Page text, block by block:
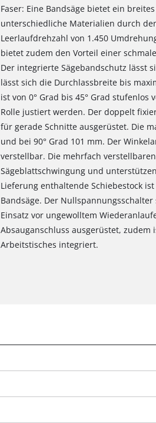
Faser: Eine Bandsäge bietet ein
unterschiedliche Materialien durch
Leerlaufdrehzahl von 1.450
bietet zudem den Vorteil einer
Der integrierte Sägebandschutz lässt
lässt sich die Durchlassbreite bis
ist von 0° Grad bis 45° Grad
Rolle justiert werden. Der doppelt
für gerade Schnitte ausgerüstet. Die
und bei 90° Grad 101 mm. Der
verstellbar. Die mehrfach
Sägeblattschwingung und
Lieferung enthaltende Schiebestock
Bandsäge. Der
Einsatz vor ungewolltem
Absauganschluss ausgerüstet, zudem
Arbeitstisches integriert.